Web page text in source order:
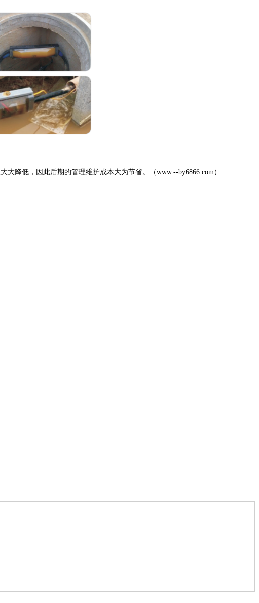
大降低，因此后期的管理维护成本大为节省。（www.--by6866.com ）